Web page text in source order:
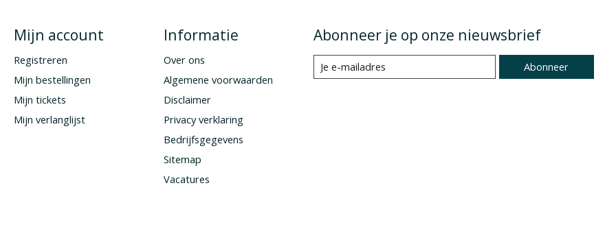
Mijn account
Registreren
Mijn bestellingen
Mijn tickets
Mijn verlanglijst
Informatie
Over ons
Algemene voorwaarden
Disclaimer
Privacy verklaring
Bedrijfsgegevens
Sitemap
Vacatures
Abonneer je op onze nieuwsbrief
Abonneer